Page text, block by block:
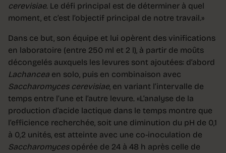
cerevisiae. Le défi principal est de déterminer à quel
moment, et c’est l’objectif principal de notre travail.»
Dans ce but, son équipe et lui opèrent des vinifications
en laboratoire (entre 250 ml et 2 l), à partir de moûts
décongelés auxquels les levures sont ajoutées: d’abord
Lachancea en solo, puis en combinaison avec
Saccharomyces cerevisiae, en variant l’intervalle de
temps entre l’une et l’autre levure. «L’analyse de la
production d’acide lactique dans le temps montre que
l’efficience recherchée, soit une diminution du pH de 0,1
à 0,2 unités, est atteinte avec une co-inoculation de
Saccharomycesopérée de 24 à 48 h après celle de